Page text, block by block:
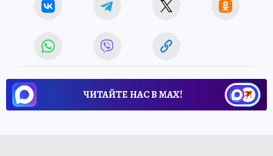
ЧИТАЙТЕ НАС В МАХ!